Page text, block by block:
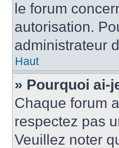
le forum
autorisation.
administrateur
Haut
» Pourquoi ai-
Chaque forum
respectez pas
Veuillez noter